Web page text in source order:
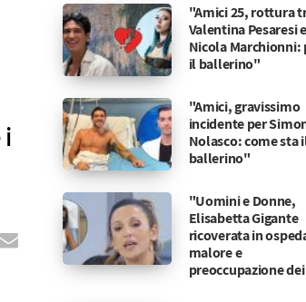
i
"Amici 25, rottura
Valentina Pesaresi e
Nicola Marchionni:
il ballerino"
"Amici, gravissimo
incidente per
Nolasco: come sta
ballerino"
"Uomini e Donne,
Elisabetta Gigante
ricoverata in
malore e
preoccupazione